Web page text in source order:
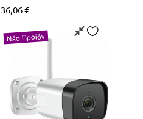
36,06€
Νέο Προϊόν